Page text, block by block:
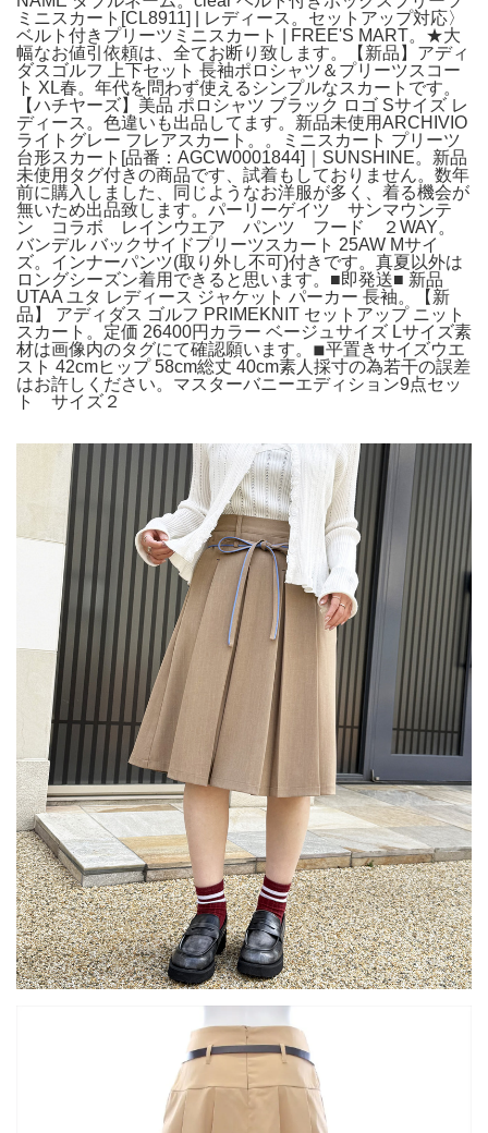
ミニスカート[CL8911] | レディース。セットアップ対応〉
ベルト付きプリーツミニスカート | FREE'S MART。★大
幅なお値引依頼は、全てお断り致します。【新品】アディ
ダスゴルフ 上下セット 長袖ポロシャツ＆プリーツスコー
ト XL春。年代を問わず使えるシンプルなスカートです。
【ハチヤーズ】美品 ポロシャツ ブラック ロゴ Sサイズ レ
ディース。色違いも出品してます。新品未使用ARCHIVIO
ライトグレー フレアスカート。。ミニスカート プリーツ
台形スカート[品番：AGCW0001844]｜SUNSHINE。新品
未使用タグ付きの商品です、試着もしておりません。数年
前に購入しました、同じようなお洋服が多く、着る機会が
無いため出品致します。パーリーゲイツ サンマウンテ
ン コラボ レインウエア パンツ フード ２WAY。
バンデル バックサイドプリーツスカート 25AW Mサイ
ズ。インナーパンツ(取り外し不可)付きです。真夏以外は
ロングシーズン着用できると思います。■即発送■ 新品
UTAA ユタ レディース ジャケット パーカー 長袖。【新
品】 アディダス ゴルフ PRIMEKNIT セットアップ ニット
スカート。定価 26400円カラー ベージュサイズ Lサイズ素
材は画像内のタグにて確認願います。◾︎平置きサイズウエ
スト 42cmヒップ 58cm総丈 40cm素人採寸の為若干の誤差
はお許しください。マスターバニーエディション9点セッ
ト サイズ２